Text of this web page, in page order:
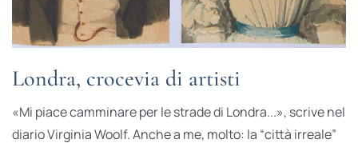
Londra, crocevia di artisti
«Mi piace camminare per le strade di Londra...», scrive nel
diario Virginia Woolf. Anche a me, molto: la “città irreale”